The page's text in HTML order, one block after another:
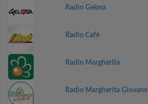
Radio Gelosa
Radio Cafè
Radio Margherita
Radio Margherita Giovane